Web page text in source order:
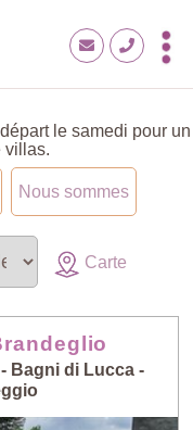
le samedi pour un
villas.
Nous sommes
Carte
Bagni di Lucca -